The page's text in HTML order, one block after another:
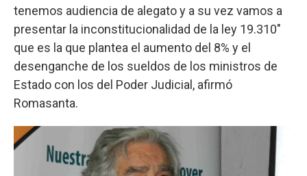
tenemos audiencia de alegato y a su vez vamos a
presentar la inconstitucionalidad de la ley 19.310"
que es la que plantea el aumento del 8% y el
desenganche de los sueldos de los ministros de
Estado con los del Poder Judicial, afirmó
Romasanta.